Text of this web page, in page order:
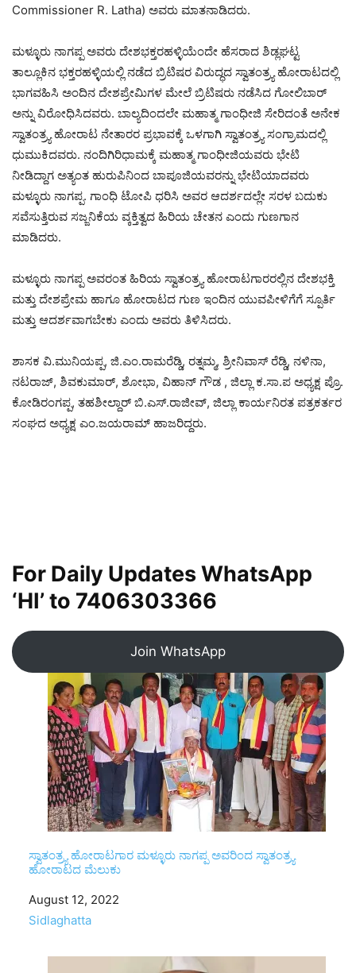
Commissioner R. Latha) ಅವರು ಮಾತನಾಡಿದರು.
ಮಳ್ಳೂರು ನಾಗಪ್ಪ ಅವರು ದೇಶಭಕ್ತರಹಳ್ಳಿಯೆಂದೇ ಹೆಸರಾದ ಶಿಡ್ಲಘಟ್ಟ
ತಾಲ್ಲೂಕಿನ‌ ಭಕ್ತರಹಳ್ಳಿಯಲ್ಲಿ ನಡೆದ ಬ್ರಿಟಿಷರ ವಿರುದ್ಧದ ಸ್ವಾತಂತ್ರ್ಯ ಹೋರಾಟದಲ್ಲಿ
ಭಾಗವಹಿಸಿ ಅಂದಿನ‌ ದೇಶಪ್ರೇಮಿಗಳ ಮೇಲೆ ಬ್ರಿಟಿಷರು ನಡೆಸಿದ ಗೋಲಿಬಾರ್
ಅನ್ನು ವಿರೋಧಿಸಿದವರು. ಬಾಲ್ಯದಿಂದಲೇ ಮಹಾತ್ಮ ಗಾಂಧೀಜಿ ಸೇರಿದಂತೆ ಅನೇಕ
ಸ್ವಾತಂತ್ರ್ಯ ಹೋರಾಟ ನೇತಾರರ ಪ್ರಭಾವಕ್ಕೆ ಒಳಗಾಗಿ ಸ್ವಾತಂತ್ರ್ಯ ಸಂಗ್ರಾಮದಲ್ಲಿ
ಧುಮುಕಿದವರು. ನಂದಿಗಿರಿಧಾಮಕ್ಕೆ ಮಹಾತ್ಮ ಗಾಂಧೀಜಿಯವರು ಭೇಟಿ
ನೀಡಿದ್ದಾಗ ಅತ್ಯಂತ ಹುರುಪಿನಿಂದ ಬಾಪೂಜಿಯವರನ್ನು ಭೇಟಿಯಾದವರು
ಮಳ್ಳೂರು ನಾಗಪ್ಪ. ಗಾಂಧಿ ಟೋಪಿ ಧರಿಸಿ ಅವರ ಆದರ್ಶದಲ್ಲೇ ಸರಳ ಬದುಕು
ಸವೆಸುತ್ತಿರುವ ಸಜ್ಜನಿಕೆಯ ವ್ಕಕ್ತಿತ್ವದ ಹಿರಿಯ ಚೇತನ ಎಂದು ಗುಣಗಾನ‌
ಮಾಡಿದರು.
ಮಳ್ಳೂರು ನಾಗಪ್ಪ ಅವರಂತ ಹಿರಿಯ ಸ್ವಾತಂತ್ರ್ಯ ಹೋರಾಟಗಾರರಲ್ಲಿನ ದೇಶಭಕ್ತಿ
ಮತ್ತು ದೇಶಪ್ರೇಮ ಹಾಗೂ ಹೋರಾಟದ ಗುಣ ಇಂದಿನ ಯುವಪೀಳಿಗೆಗೆ ಸ್ಪೂರ್ತಿ
ಮತ್ತು ಆದರ್ಶವಾಗಬೇಕು ಎಂದು ಅವರು ತಿಳಿಸಿದರು.
ಶಾಸಕ ವಿ.ಮುನಿಯಪ್ಪ, ಜಿ.ಎಂ.ರಾಮರೆಡ್ಡಿ, ರತ್ನಮ್ಮ, ಶ್ರೀನಿವಾಸ್ ರೆಡ್ಡಿ, ನಳಿನಾ,
ನಟರಾಜ್, ಶಿವಕುಮಾರ್, ಶೋಭಾ, ವಿಹಾನ್ ಗೌಡ , ಜಿಲ್ಲಾ ಕ.ಸಾ.ಪ ಅಧ್ಯಕ್ಷ ಪ್ರೊ.
ಕೋಡಿರಂಗಪ್ಪ, ತಹಶೀಲ್ದಾರ್ ಬಿ.ಎಸ್.ರಾಜೀವ್, ಜಿಲ್ಲಾ ಕಾರ್ಯನಿರತ ಪತ್ರಕರ್ತರ
ಸಂಘದ ಅಧ್ಯಕ್ಷ ಎಂ.ಜಯರಾಮ್ ಹಾಜರಿದ್ದರು.
For Daily Updates WhatsApp
‘HI’ to 7406303366
Join WhatsApp
ಸ್ವಾತಂತ್ರ್ಯ ಹೋರಾಟಗಾರ ಮಳ್ಳೂರು ನಾಗಪ್ಪ ಅವರಿಂದ ಸ್ವಾತಂತ್ರ್ಯ
ಹೋರಾಟದ ಮೆಲುಕು
Date
August 12, 2022
In relation to
Sidlaghatta